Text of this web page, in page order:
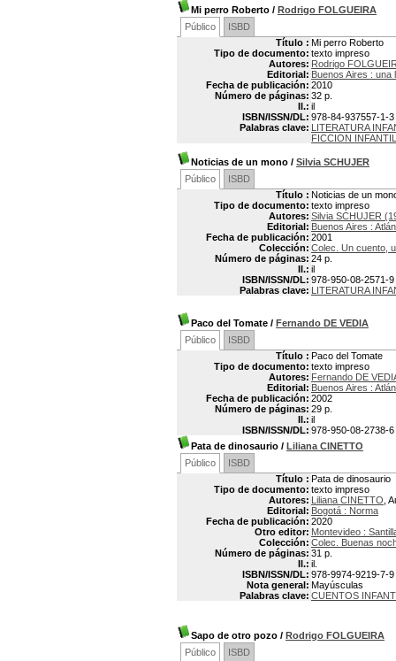
Mi perro Roberto / Rodrigo FOLGUEIRA
Público
ISBD
Título : Mi perro Roberto
Tipo de documento: texto impreso
Autores: Rodrigo
Editorial: Buenos Aires : una
Fecha de publicación: 2010
Número de páginas: 32 p.
Il.: il
ISBN/ISSN/DL: 978-84-937557-1-3
Palabras clave: LITERATURA
FICCION INFANTIL
Noticias de un mono / Silvia SCHUJER
Público
ISBD
Título : Noticias de un
Tipo de documento: texto impreso
Autores: Silvia SCHUJER
Editorial: Buenos Aires :
Fecha de publicación: 2001
Colección: Colec. Un cuento,
Número de páginas: 24 p.
Il.: il
ISBN/ISSN/DL: 978-950-08-2571-9
Palabras clave: LITERATURA
Paco del Tomate / Fernando DE VEDIA
Público
ISBD
Título : Paco del Tomate
Tipo de documento: texto impreso
Autores: Fernando DE
Editorial: Buenos Aires :
Fecha de publicación: 2002
Número de páginas: 29 p.
Il.: il
ISBN/ISSN/DL: 978-950-08-2738-6
Pata de dinosaurio / Liliana CINETTO
Público
ISBD
Título : Pata de dinosaurio
Tipo de documento: texto impreso
Autores: Liliana CINETTO ,
Editorial: Bogotá : Norma
Fecha de publicación: 2020
Otro editor: Montevideo :
Colección: Colec. Buenas
Número de páginas: 31 p.
Il.: il.
ISBN/ISSN/DL: 978-9974-9219-7-9
Nota general: Mayúsculas
Palabras clave: CUENTOS
Sapo de otro pozo / Rodrigo FOLGUEIRA
Público
ISBD